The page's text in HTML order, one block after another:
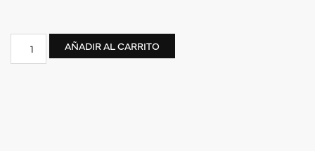
AÑADIR AL CARRITO